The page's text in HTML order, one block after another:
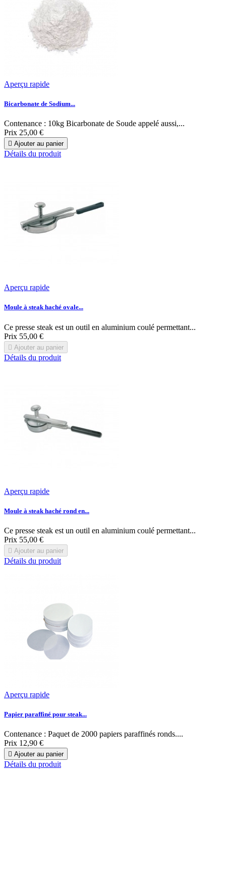
Aperçu rapide
Bicarbonate de Sodium...
Contenance : 10kg Bicarbonate de Soude appelé aussi,...
Prix 25,00 €
 Ajouter au panier
Détails du produit
Aperçu rapide
Moule à steak haché ovale...
Ce presse steak est un outil en aluminium coulé permettant...
Prix 55,00 €
 Ajouter au panier
Détails du produit
Aperçu rapide
Moule à steak haché rond en...
Ce presse steak est un outil en aluminium coulé permettant...
Prix 55,00 €
 Ajouter au panier
Détails du produit
Aperçu rapide
Papier paraffiné pour steak...
Contenance : Paquet de 2000 papiers paraffinés ronds....
Prix 12,90 €
 Ajouter au panier
Détails du produit